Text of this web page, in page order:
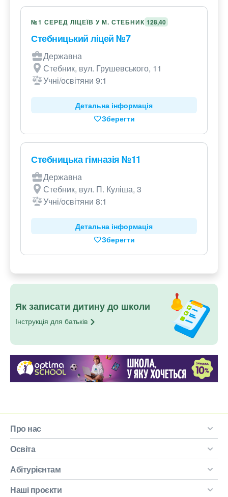
№1 СЕРЕД ЛІЦЕЇВ У М. СТЕБНИК 128,40
Стебницький ліцей №7
Державна
Стебник, вул. Грушевського, 11
Учні/освітяни 9:1
Детальна інформація
Зберегти
Стебницька гімназія №11
Державна
Стебник, вул. П. Куліша, 3
Учні/освітяни 8:1
Детальна інформація
Зберегти
Як записати дитину до школи
Інструкція для батьків
Про нас
Освіта
Абітурієнтам
Наші проєкти